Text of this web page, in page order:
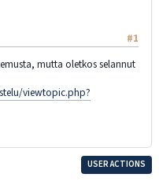
#1
mutta oletkos selannut
viewtopic.php?
USER ACTIONS